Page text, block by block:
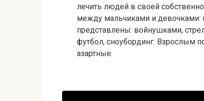
лечить людей в своей
между мальчиками и девочками:
представлены: войнушками,
футбол, сноубординг.
азартные.